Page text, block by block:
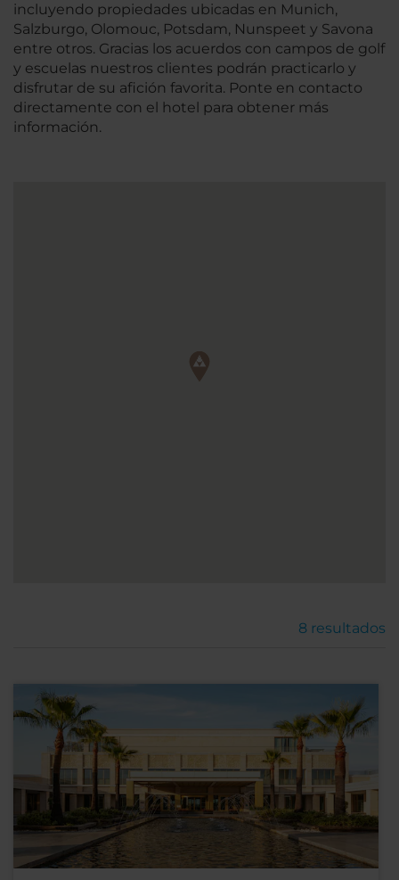
incluyendo propiedades ubicadas en Munich,
Salzburgo, Olomouc, Potsdam, Nunspeet y Savona
entre otros. Gracias los acuerdos con campos de golf
y escuelas nuestros clientes podrán practicarlo y
disfrutar de su afición favorita. Ponte en contacto
directamente con el hotel para obtener más
información.
8 resultados